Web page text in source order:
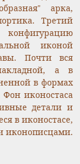
арка,
Третий
иконой
Почти вся
а в
в формах
Фон иконостаса
детали и
в иконостасе,
иконописцами.